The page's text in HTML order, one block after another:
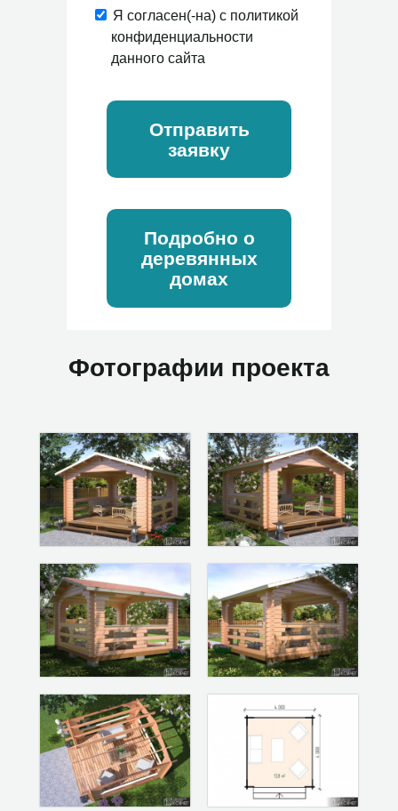
Я согласен(-на) с политикой
конфиденциальности
данного сайта
Отправить
заявку
Подробно о
деревянных
домах
Фотографии проекта